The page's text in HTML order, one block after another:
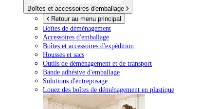
Boîtes et accessoires d'emballage
Retour au menu principal
Boîtes de déménagement
Accessoires d'emballage
Boîtes et accessoires d'expédition
Housses et sacs
Outils de déménagement et de transport
Bande adhésive d'emballage
Solutions d'entreposage
Louez des boîtes de déménagement en plastique